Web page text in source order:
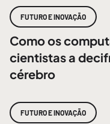
FUTURO E INOVAÇÃO
Como os
cientistas a
cérebro
FUTURO E INOVAÇÃO